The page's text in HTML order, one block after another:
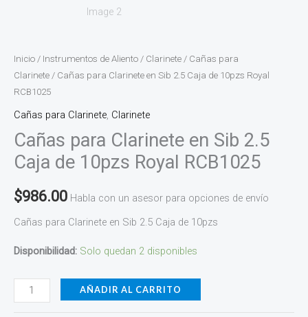
Inicio / Instrumentos de Aliento / Clarinete / Cañas para
Clarinete / Cañas para Clarinete en Sib 2.5 Caja de 10pzs Royal
RCB1025
Cañas para Clarinete, Clarinete
Cañas para Clarinete en Sib 2.5
Caja de 10pzs Royal RCB1025
$986.00 Habla con un asesor para opciones de envío
Cañas para Clarinete en Sib 2.5 Caja de 10pzs
Disponibilidad: Solo quedan 2 disponibles
AÑADIR AL CARRITO